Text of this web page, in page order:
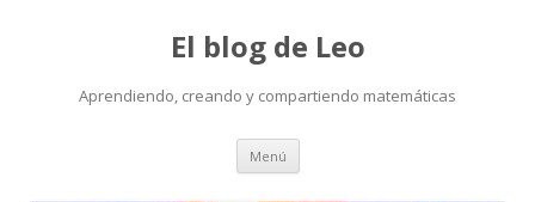
El blog de Leo
Aprendiendo, creando y compartiendo matemáticas
Menú Saltar
contenido